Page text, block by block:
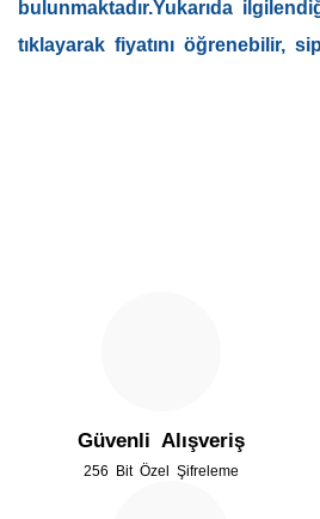
bulunmaktadır.Yukarıda
tıklayarak fiyatını öğrenebilir,
Ürün bilgilerinde hatalar bulunuyor.
Ürün fiyatı diğer sitelerden daha
Güvenli Alışveriş
256 Bit Özel Şifreleme